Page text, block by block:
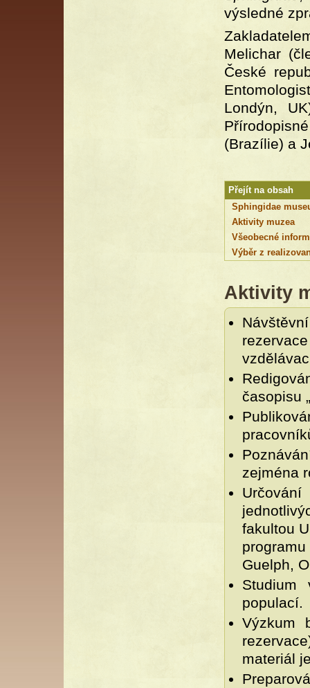
výsledné
Melichar
České
Londýn,
(Brazílie) a
Přejít na obsah
Sphingidae
Aktivity muzea
Všeobecné
Výběr z
Aktivity
časopisu
zejména
fakultou
Guelph,
Studium
populací.
Výzkum
materiál